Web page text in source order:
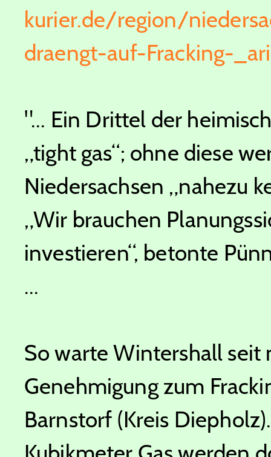
kurier.de/region/
draengt-auf-Fracking-
"... Ein Drittel der
„tight gas“; ohne diese
Niedersachsen „nahezu
„Wir brauchen
investieren“, betonte
...
So warte Wintershall seit
Genehmigung zum
Barnstorf (Kreis